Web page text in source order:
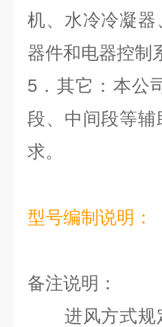
机、水冷冷凝
器件和电器控制
5 ．其它：本
段、中间段等
求。
型号编制说明：
备注说明：
进风方式规定